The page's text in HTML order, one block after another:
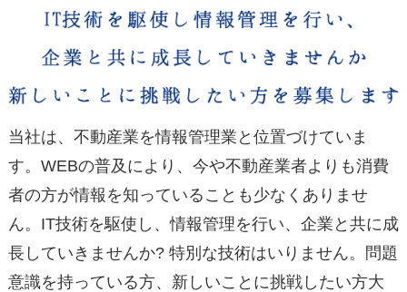
当社は、不動産業を情報管理業と位置づけていま
す。WEBの普及により、今や不動産業者よりも消費
者の方が情報を知っていることも少なくありませ
ん。IT技術を駆使し、情報管理を行い、企業と共に成
長していきませんか?特別な技術はいりません。問題
意識を持っている方、新しいことに挑戦したい方大